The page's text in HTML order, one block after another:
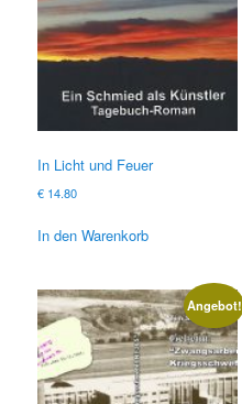
In Licht und Feuer
€ 14.80
In den Warenkorb
Angebot!